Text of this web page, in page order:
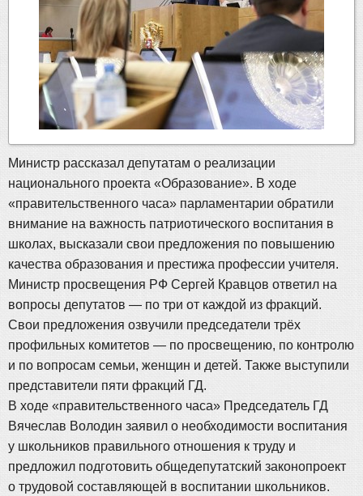
Министр рассказал депутатам о реализации
национального проекта «Образование». В ходе
«правительственного часа» парламентарии обратили
внимание на важность патриотического воспитания в
школах, высказали свои предложения по повышению
качества образования и престижа профессии учителя.
Министр просвещения РФ Сергей Кравцов ответил на
вопросы депутатов — по три от каждой из фракций.
Свои предложения озвучили председатели трёх
профильных комитетов — по просвещению, по контролю
и по вопросам семьи, женщин и детей. Также выступили
представители пяти фракций ГД.
В ходе «правительственного часа» Председатель ГД
Вячеслав Володин заявил о необходимости воспитания
у школьников правильного отношения к труду и
предложил подготовить общедепутатский законопроект
о трудовой составляющей в воспитании школьников.